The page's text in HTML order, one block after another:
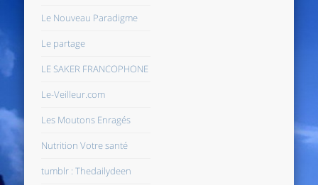
Le Nouveau Paradigme
Le partage
LE SAKER FRANCOPHONE
Le-Veilleur.com
Les Moutons Enragés
Nutrition Votre santé
tumblr : Thedailydeen